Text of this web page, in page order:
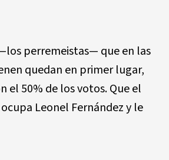
perremeistas— que en las
quedan en primer lugar,
el 50% de los votos. Que el
Leonel Fernández y le